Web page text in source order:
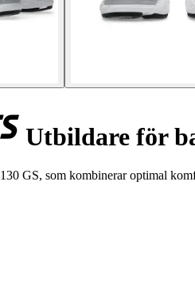
Utbildare för
GS, som kombinerar optimal